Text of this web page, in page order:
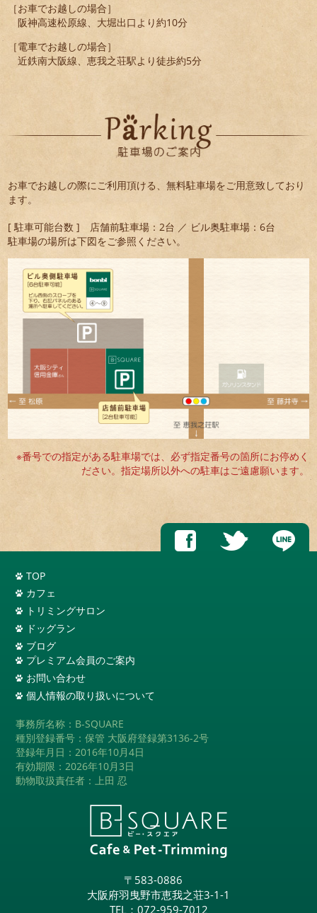
［お車でお越しの場合］
阪神高速松原線、大堀出口より約10分
［電車でお越しの場合］
近鉄南大阪線、恵我之荘駅より徒歩約5分
お車でお越しの際にご利用頂ける、無料駐車場をご用意致しており
ます。
[ 駐車可能台数 ] 店舗前駐車場：2台 ／ ビル奥駐車場：6台
駐車場の場所は下図をご参照ください。
※番号での指定がある駐車場では、必ず指定番号の箇所にお停めく
ださい。指定場所以外への駐車はご遠慮願います。
TOP
カフェ
トリミングサロン
ドッグラン
ブログ
プレミアム会員のご案内
お問い合わせ
個人情報の取り扱いについて
事務所名称：B-SQUARE
種別登録番号：保管 大阪府登録第3136-2号
登録年月日：2016年10月4日
有効期限：2026年10月3日
動物取扱責任者：上田 忍
〒583-0886
大阪府羽曳野市恵我之荘3-1-1
TEL： 072-959-7012